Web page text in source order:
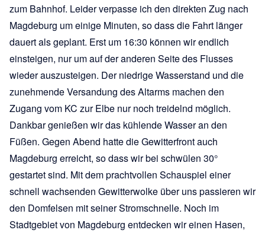
zum Bahnhof. Leider verpasse ich den direkten Zug nach
Magdeburg um einige Minuten, so dass die Fahrt länger
dauert als geplant. Erst um 16:30 können wir endlich
einsteigen, nur um auf der anderen Seite des Flusses
wieder auszusteigen. Der niedrige Wasserstand und die
zunehmende Versandung des Altarms machen den
Zugang vom KC zur Elbe nur noch treidelnd möglich.
Dankbar genießen wir das kühlende Wasser an den
Füßen. Gegen Abend hatte die Gewitterfront auch
Magdeburg erreicht, so dass wir bei schwülen 30°
gestartet sind. Mit dem prachtvollen Schauspiel einer
schnell wachsenden Gewitterwolke über uns passieren wir
den Domfelsen mit seiner Stromschnelle. Noch im
Stadtgebiet von Magdeburg entdecken wir einen Hasen,